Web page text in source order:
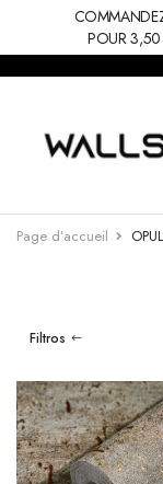
POUR
Page d’accueil ALOÈS
€169,37
Filtros
Fond d'écran
Papier peint
Autocollant
décorations